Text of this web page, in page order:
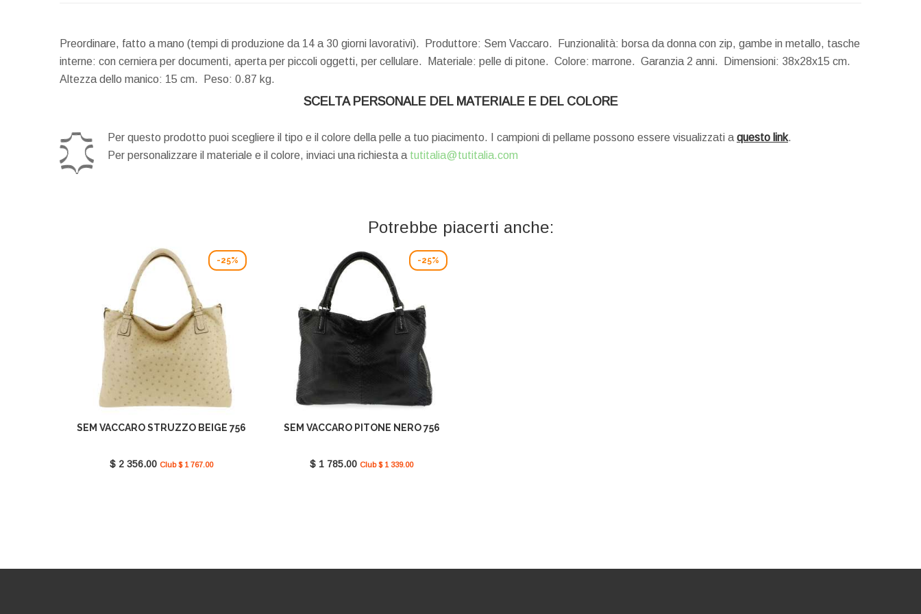
Preordinare, fatto a mano (tempi di produzione da 14 a 30 giorni lavorativi). Produttore: Sem Vaccaro. Funzionalità: borsa da donna con zip, gambe in metallo, tasche
interne: con cerniera per documenti, aperta per piccoli oggetti, per cellulare. Materiale: pelle di pitone. Colore: marrone. Garanzia 2 anni.
Dimensioni: 38x28x15 cm.
Altezza dello manico: 15 cm. Peso: 0.87 kg.
SCELTA PERSONALE DEL MATERIALE E DEL COLORE
Per questo prodotto puoi scegliere il tipo e il colore della pelle a tuo piacimento. I campioni di pellame possono essere visualizzati a questo link.
Per personalizzare il materiale e il colore, inviaci una richiesta a tutitalia@tutitalia.com
Potrebbe piacerti anche:
-25%
SEM VACCARO STRUZZO BEIGE 756
$ 2 356.00 Club $ 1 767.00
-25%
SEM VACCARO PITONE NERO 756
$ 1 785.00 Club $ 1 339.00